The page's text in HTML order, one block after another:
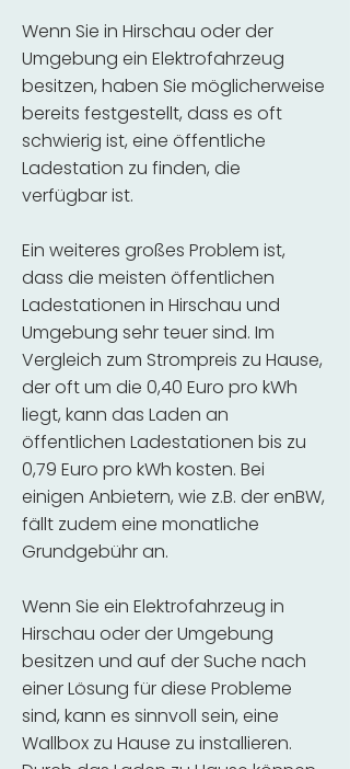
Wenn Sie in Hirschau oder der
Umgebung ein Elektrofahrzeug
besitzen, haben Sie möglicherweise
bereits festgestellt, dass es oft
schwierig ist, eine öffentliche
Ladestation zu finden, die
verfügbar ist.
Ein weiteres großes Problem ist,
dass die meisten öffentlichen
Ladestationen in Hirschau und
Umgebung sehr teuer sind. Im
Vergleich zum Strompreis zu Hause,
der oft um die 0,40 Euro pro kWh
liegt, kann das Laden an
öffentlichen Ladestationen bis zu
0,79 Euro pro kWh kosten. Bei
einigen Anbietern, wie z.B. der enBW,
fällt zudem eine monatliche
Grundgebühr an.
Wenn Sie ein Elektrofahrzeug in
Hirschau oder der Umgebung
besitzen und auf der Suche nach
einer Lösung für diese Probleme
sind, kann es sinnvoll sein, eine
Wallbox zu Hause zu installieren.